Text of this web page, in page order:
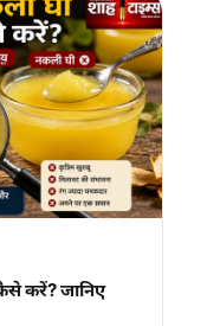
करें? जानिए